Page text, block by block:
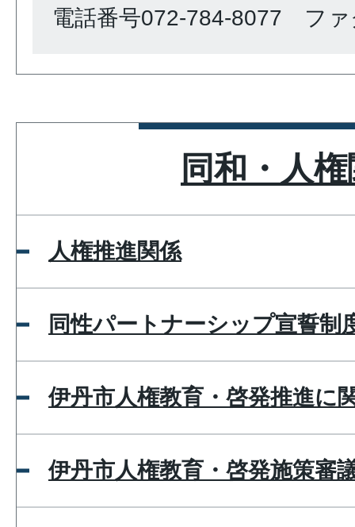
電話番号072-784-8077 ファ
同和・人
人権推進関係
同性パートナーシップ宣誓制
伊丹市人権教育・啓発推進に
伊丹市人権教育・啓発施策審